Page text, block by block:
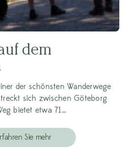
dem
der schönsten Wanderwege
sich zwischen Göteborg
bietet etwa 71…
Sie mehr